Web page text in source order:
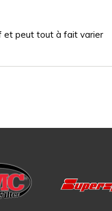
et peut tout à fait varier